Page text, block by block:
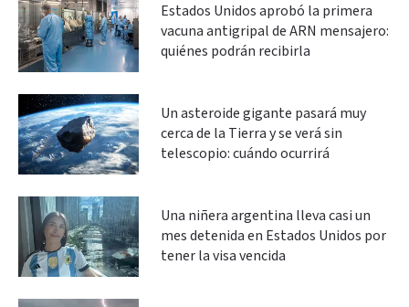
Estados Unidos aprobó la primera
vacuna antigripal de ARN mensajero:
quiénes podrán recibirla
Un asteroide gigante pasará muy
cerca de la Tierra y se verá sin
telescopio: cuándo ocurrirá
Una niñera argentina lleva casi un
mes detenida en Estados Unidos por
tener la visa vencida